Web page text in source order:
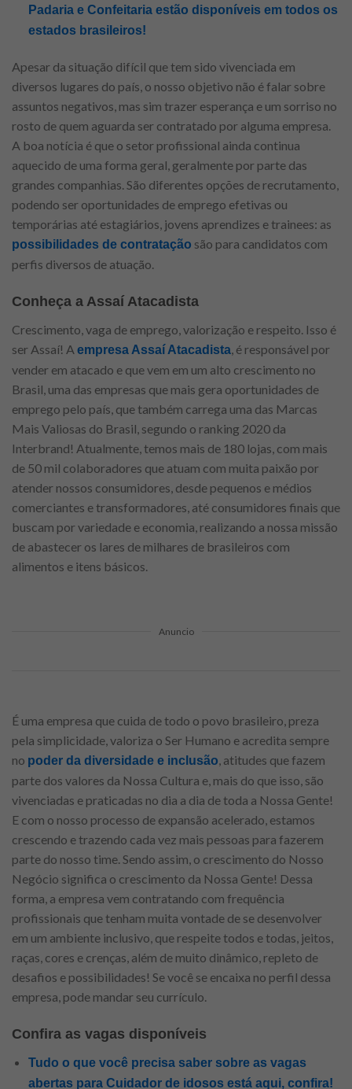
Padaria e Confeitaria estão disponíveis em todos os
estados brasileiros!
Apesar da situação difícil que tem sido vivenciada em
diversos lugares do país, o nosso objetivo não é falar sobre
assuntos negativos, mas sim trazer esperança e um sorriso no
rosto de quem aguarda ser contratado por alguma empresa.
A boa notícia é que o setor profissional ainda continua
aquecido de uma forma geral, geralmente por parte das
grandes companhias. São diferentes opções de recrutamento,
podendo ser oportunidades de emprego efetivas ou
temporárias até estagiários, jovens aprendizes e trainees: as
possibilidades de contratação são para candidatos com
perfis diversos de atuação.
Conheça a Assaí Atacadista
Crescimento, vaga de emprego, valorização e respeito. Isso é
ser Assaí! A empresa Assaí Atacadista, é responsável por
vender em atacado e que vem em um alto crescimento no
Brasil, uma das empresas que mais gera oportunidades de
emprego pelo país, que também carrega uma das Marcas
Mais Valiosas do Brasil, segundo o ranking 2020 da
Interbrand! Atualmente, temos mais de 180 lojas, com mais
de 50 mil colaboradores que atuam com muita paixão por
atender nossos consumidores, desde pequenos e médios
comerciantes e transformadores, até consumidores finais que
buscam por variedade e economia, realizando a nossa missão
de abastecer os lares de milhares de brasileiros com
alimentos e itens básicos.
Anuncio
É uma empresa que cuida de todo o povo brasileiro, preza
pela simplicidade, valoriza o Ser Humano e acredita sempre
no poder da diversidade e inclusão , atitudes que fazem
parte dos valores da Nossa Cultura e, mais do que isso, são
vivenciadas e praticadas no dia a dia de toda a Nossa Gente!
E com o nosso processo de expansão acelerado, estamos
crescendo e trazendo cada vez mais pessoas para fazerem
parte do nosso time. Sendo assim, o crescimento do Nosso
Negócio significa o crescimento da Nossa Gente! Dessa
forma, a empresa vem contratando com frequência
profissionais que tenham muita vontade de se desenvolver
em um ambiente inclusivo, que respeite todos e todas, jeitos,
raças, cores e crenças, além de muito dinâmico, repleto de
desafios e possibilidades! Se você se encaixa no perfil dessa
empresa, pode mandar seu currículo.
Confira as vagas disponíveis
Tudo o que você precisa saber sobre as vagas
abertas para Cuidador de idosos está aqui, confira!